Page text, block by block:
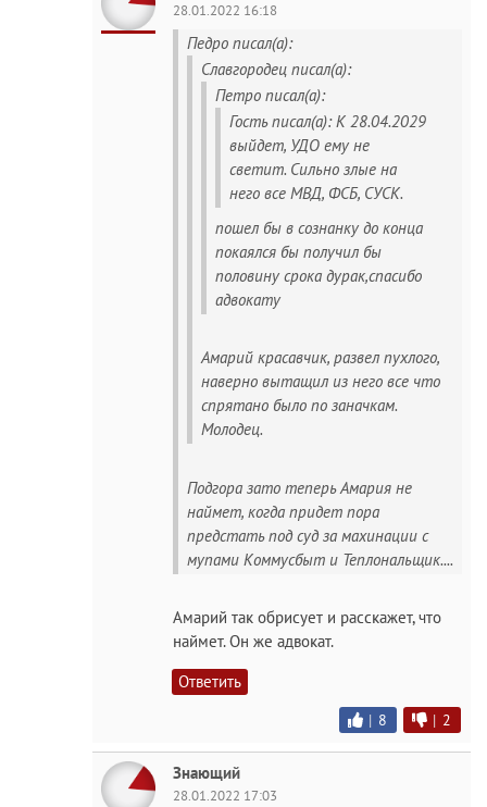
28.01.2022 16:18
Педро писал(а):
Славгородец писал(а):
Петро писал(а):
Гость писал(а): К 28.04.2029
выйдет, УДО ему не
светит. Сильно злые на
него все МВД, ФСБ, СУСК.
пошел бы в сознанку до конца
покаялся бы получил бы
половину срока дурак,спасибо
адвокату
Амарий красавчик, развел пухлого,
наверно вытащил из него все что
спрятано было по заначкам.
Молодец.
Подгора зато теперь Амария не
наймет, когда придет пора
предстать под суд за махинации с
мупами Коммусбыт и Теплональщик....
Амарий так обрисует и расскажет, что
наймет. Он же адвокат.
Ответить
| 8 | 2
Знающий
28.01.2022 17:03